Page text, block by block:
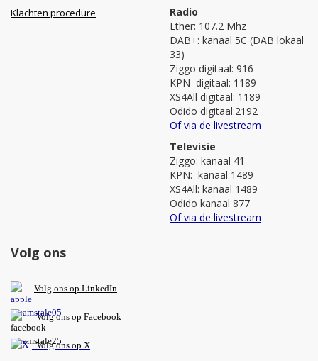
Klachten procedure
Radio
Ether: 107.2 Mhz
DAB+: kanaal 5C (DAB lokaal
33)
Ziggo digitaal: 916
KPN digitaal: 1189
XS4All digitaal: 1189
Odido digitaal:2192
Of via de livestream
Televisie
Ziggo: kanaal 41
KPN: kanaal 1489
XS4All: kanaal 1489
Odido kanaal 877
Of via de livestream
Volg ons
Volg ons op LinkedIn
Volg ons op Facebook
Volg ons op X